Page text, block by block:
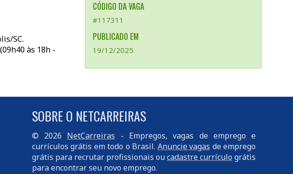
CÓDIGO DA VAGA
#117311
PUBLICADO EM
19/12/2025
SC.
às 18h -
SOBRE O NETCARREIRAS
© 2026 NetCarreiras - Empregos, vagas de emprego e
currículos grátis em todo o Brasil. Anuncie vagas de emprego
grátis para recrutar profissionais oucadastre currículo grátis
para encontrar seu novo emprego.